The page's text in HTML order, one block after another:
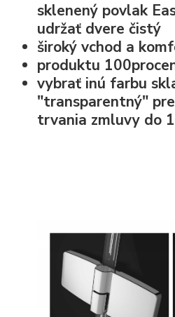
sklenený povlak
udržať dvere čistý
široký vchod a
produktu
vybrať inú farbu
"transparentný"
trvania zmluvy do